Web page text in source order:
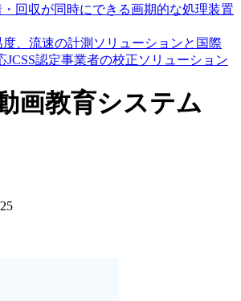
・回収が同時にできる画期的な処理装置
度、流速の計測ソリューションと国際
JCSS認定事業者の校正ソリューション
画教育システム